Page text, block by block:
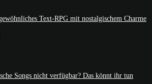
Text-RPG mit nostalgischem Charme
Songs nicht verfügbar? Das könnt ihr tun